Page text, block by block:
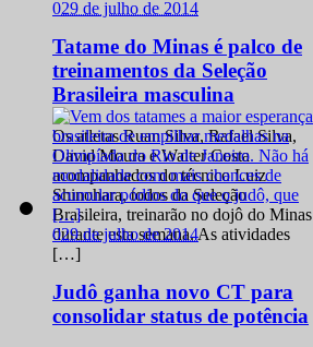
029 de julho de 2014
Tatame do Minas é palco de
treinamentos da Seleção
Brasileira masculina
Os atletas Ruan Silva, Rafael Silva,
David Moura e Walter Costa
acompanhados do técnico Luiz
Shinohara, todos da Seleção
Brasileira, treinarão no dojô do Minas
durante esta semana. As atividades
[…]
029 de julho de 2014
Judô ganha novo CT para
consolidar status de potência